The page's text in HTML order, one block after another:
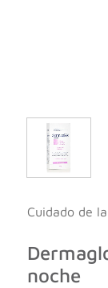
Cuidado de
noche